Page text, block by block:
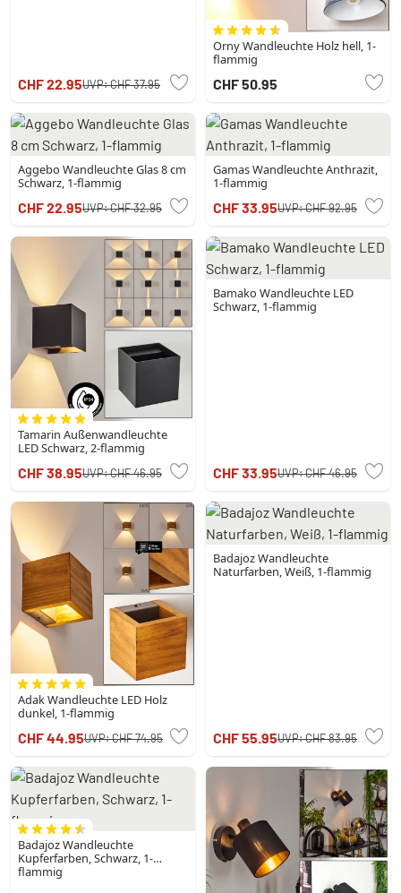
CHF 22.95UVP:CHF 37.95
Orny Wandleuchte Holz hell, 1-
flammig
CHF 50.95
Aggebo Wandleuchte Glas 8 cm
Schwarz, 1-flammig
CHF 22.95UVP:CHF 32.95
Gamas Wandleuchte Anthrazit,
1-flammig
CHF 33.95UVP:CHF 92.95
Tamarin Außenwandleuchte
LED Schwarz, 2-flammig
CHF 38.95UVP:CHF 46.95
Bamako Wandleuchte LED
Schwarz, 1-flammig
CHF 33.95UVP:CHF 46.95
Adak Wandleuchte LED Holz
dunkel, 1-flammig
CHF 44.95UVP:CHF 74.95
Badajoz Wandleuchte
Naturfarben, Weiß, 1-flammig
CHF 55.95UVP:CHF 83.95
Badajoz Wandleuchte
Kupferfarben, Schwarz, 1-
flammig